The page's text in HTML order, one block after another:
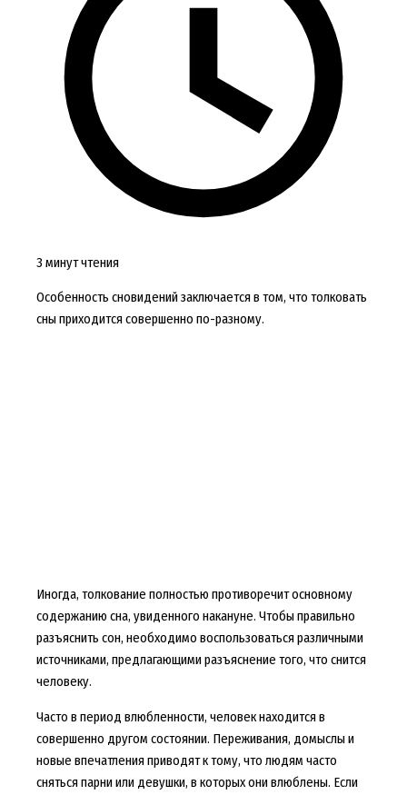
3 минут чтения
Особенность сновидений заключается в том, что толковать
сны приходится совершенно по-разному.
Иногда, толкование полностью противоречит основному
содержанию сна, увиденного накануне. Чтобы правильно
разъяснить сон, необходимо воспользоваться различными
источниками, предлагающими разъяснение того, что снится
человеку.
Часто в период влюбленности, человек находится в
совершенно другом состоянии. Переживания, домыслы и
новые впечатления приводят к тому, что людям часто
сняться парни или девушки, в которых они влюблены. Если